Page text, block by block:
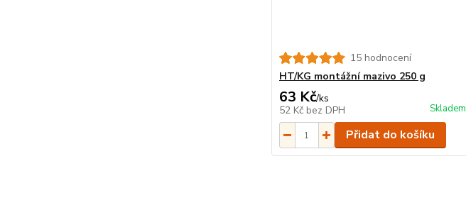
15 hodnocení
HT/KG montážní mazivo 250 g
63 Kč/ks
52 Kč bez DPH Skladem
Přidat do košíku